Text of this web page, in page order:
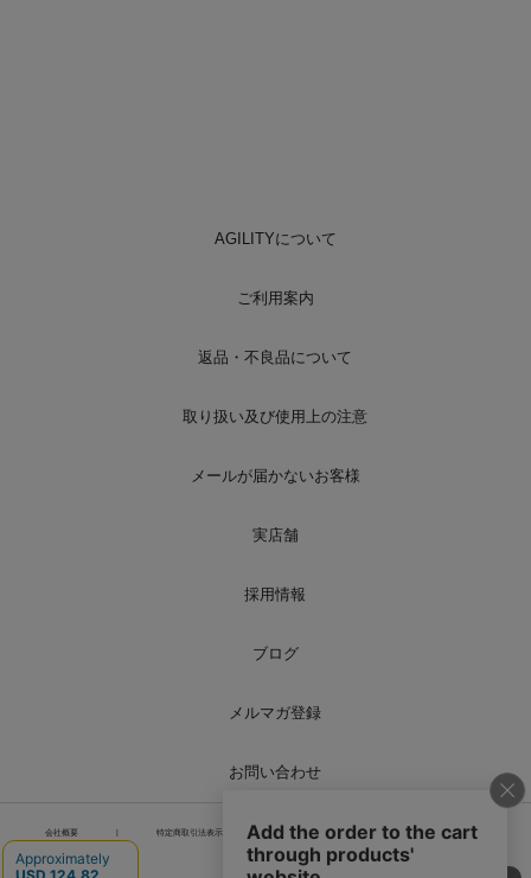
AGILITYについて
ご利用案内
返品・不良品について
取り扱い及び使用上の注意
メールが届かないお客様
実店舗
採用情報
ブログ
メルマガ登録
お問い合わせ
会社概要 特定商取引法表示 | 個人情報の取り扱い | サイトマップ